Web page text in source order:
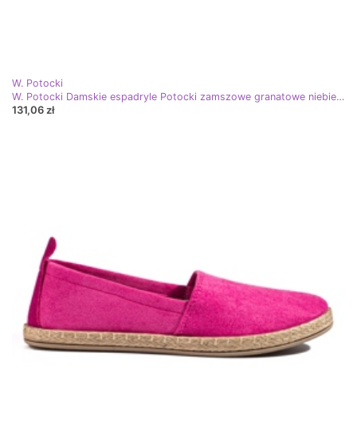
W. Potocki
W. Potocki Damskie espadryle Potocki zamszowe granatowe niebieskie
131,06 zł